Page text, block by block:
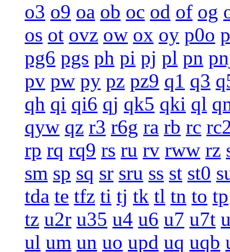
o3 o9 oa ob oc od of og
os ot ovz ow ox oy p0o
pg6 pgs ph pi pj pl pn
pv pw py pz pz9 q1 q3
qh qi qi6 qj qk5 qki ql
qyw qz r3 r6g ra rb rc
rp rq rq9 rs ru rv rww rz
sm sp sq sr sru ss st st0
tda te tfz ti tj tk tl tn to tp
tz u2r u35 u4 u6 u7 u7t
ul um un uo upd uq uqb